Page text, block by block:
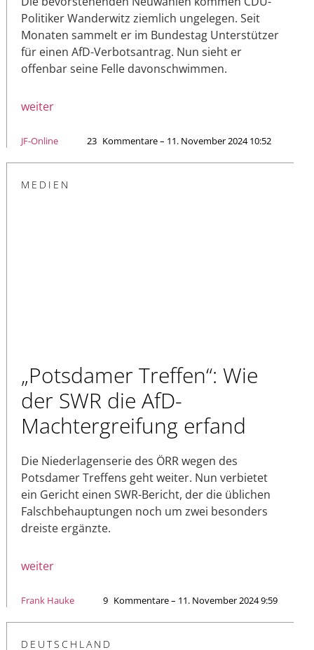
Politiker Wanderwitz ziemlich ungelegen. Seit
Monaten sammelt er im Bundestag Unterstützer
für einen AfD-Verbotsantrag. Nun sieht er
offenbar seine Felle davonschwimmen.
weiter
JF-Online 23 Kommentare – 11. November 2024 10:52
MEDIEN
„Potsdamer Treffen“: Wie
der SWR die AfD-
Machtergreifung erfand
Die Niederlagenserie des ÖRR wegen des
Potsdamer Treffens geht weiter. Nun verbietet
ein Gericht einen SWR-Bericht, der die üblichen
Falschbehauptungen noch um zwei besonders
dreiste ergänzte.
weiter
Frank Hauke 9 Kommentare – 11. November 2024 9:59
DEUTSCHLAND